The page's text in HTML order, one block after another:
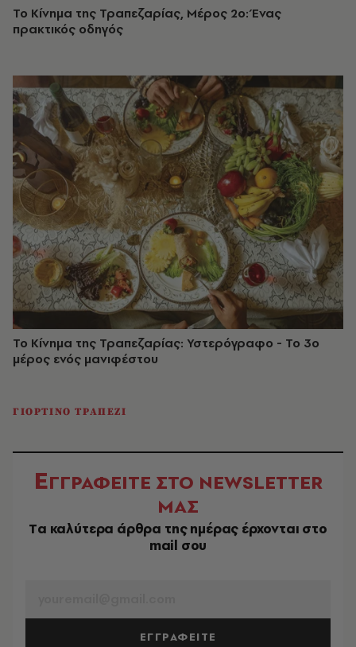
Το Κίνημα της Τραπεζαρίας, Μέρος 2ο: Ένας
πρακτικός οδηγός
Το Κίνημα της Τραπεζαρίας: Υστερόγραφο - Το 3ο
μέρος ενός μανιφέστου
ΓΙΟΡΤΙΝΟ ΤΡΑΠΕΖΙ
ΕΓΓΡΑΦΕΙΤΕ ΣΤΟ NEWSLETTER
ΜΑΣ
Tα καλύτερα άρθρα της ημέρας έρχονται στο
mail σου
ΕΓΓΡΑΦΕΙΤΕ